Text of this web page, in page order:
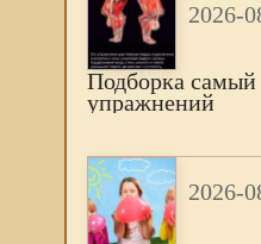
2026-
Подборка
упражнений
2026-